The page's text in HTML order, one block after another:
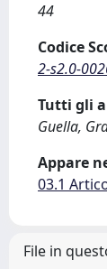
44
Codice
2-s2.0-
Tutti gli
Guella,
Appare
03.1
File in